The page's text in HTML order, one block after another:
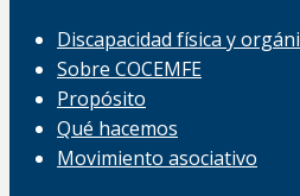
Discapacidad física y
Sobre COCEMFE
Propósito
Qué hacemos
Movimiento asociativo